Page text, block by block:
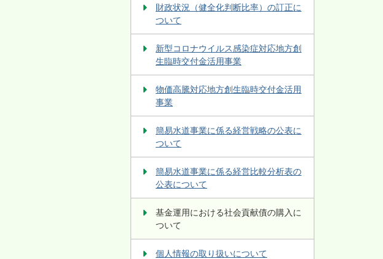
財政状況（健全化判断比率）の訂正に
ついて
新型コロナウイルス感染症対応地方創
生臨時交付金活用事業
物価高騰対応地方創生臨時交付金活用
事業
簡易水道事業に係る経営戦略の公表に
ついて
簡易水道事業に係る経営比較分析表の
公表について
基金運用における社会貢献債の購入に
ついて
個人情報の取り扱いについて